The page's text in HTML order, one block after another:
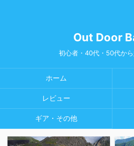
Out Door
初心者・40代・50代か
ホーム
レビュー
ギア・その他